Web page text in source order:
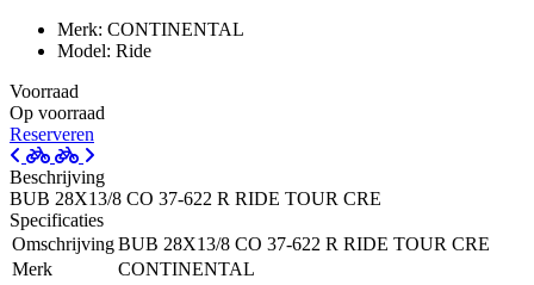
Merk: CONTINENTAL
Model: Ride
Voorraad
Op voorraad
Reserveren
Beschrijving
BUB 28X13/8 CO 37-622 R RIDE TOUR CRE
Specificaties
OmschrijvingBUB 28X13/8 CO 37-622 R RIDE TOUR CRE
Merk
CONTINENTAL